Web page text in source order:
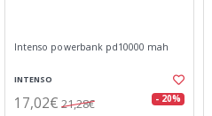
Intenso powerbank pd10000 mah
INTENSO
17,02€ 21,28€ - 20%